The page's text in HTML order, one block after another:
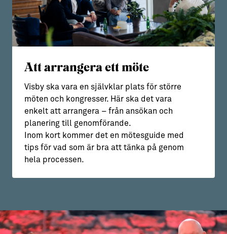
Att arrangera ett möte
Visby ska vara en självklar plats för större
möten och kongresser. Här ska det vara
enkelt att arrangera – från ansökan och
planering till genomförande.
Inom kort kommer det en mötesguide med
tips för vad som är bra att tänka på genom
hela processen.